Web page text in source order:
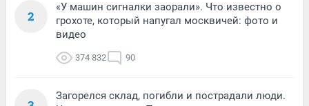
2
«У машин сигналки заорали». Что известно о
грохоте, который напугал москвичей: фото и
видео
374 832 90
Загорелся склад, погибли и пострадали люди.